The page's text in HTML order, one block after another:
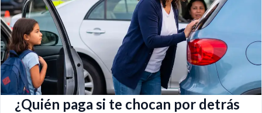
¿Quién paga si te chocan por detrás